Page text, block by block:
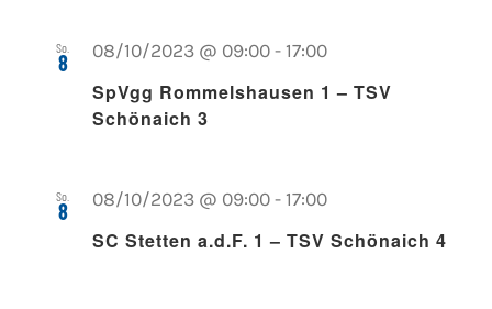
Jugendschach
So.
8
SpVgg Rommelshausen 1 – TSV
Schönaich 3
08/10/2023 @ 09:00 - 17:00
So.
8
SC Stetten a.d.F. 1 – TSV Schönaich 4
08/10/2023 @ 09:00 - 17:00